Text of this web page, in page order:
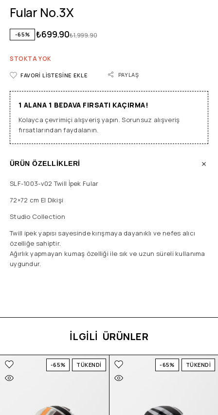
Fular No.3X
-65% ₺1,999.90
₺699.90
STOKTA YOK
FAVORI LISTESINE EKLE PAYLAŞ
1 ALANA 1 BEDAVA FIRSATI KAÇIRMA!
Kolayca çevrimiçi alışveriş yapın. Sorunsuz alışveriş
fırsatlarından faydalanın.
ÜRÜN ÖZELLİKLERİ
SLF-1003-v02 Twill İpek Fular
72×72 cm El Dikişi
Studio Collection
Twill ipek yapısı sayesinde kırışmaya dayanıklı ve nefes alıcı
özelliğe sahiptir.
Ağırlık yapmayan kumaş özelliği ile sık ve uzun süreli kullanıma
uygundur.
İLGİLİ ÜRÜNLER
-65% TÜKENDİ -65% TÜKENDİ